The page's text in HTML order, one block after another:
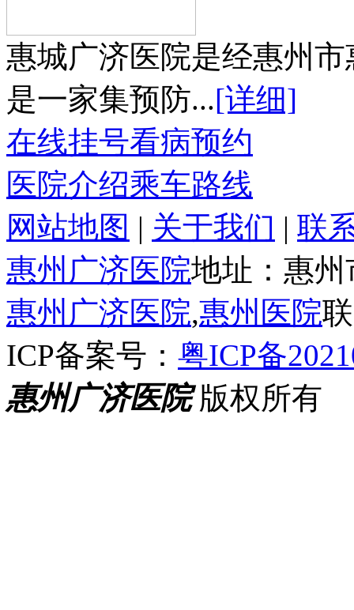
惠城广济医院是经惠州
是一家集预防...[详细]
在线挂号看病预约
医院介绍乘车路线
网站地图 | 关于我们 | 联
惠州广济医院地址：惠
惠州广济医院,惠州医院
ICP备案号： 粤ICP备
惠州广济医院版权所有